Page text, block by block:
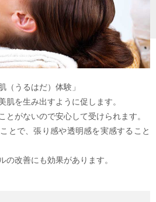
（うるはだ）体験」
肌を生み出すように促します。
とがないので安心して受けられます。
とで、張り感や透明感を実感すること
の改善にも効果があります。